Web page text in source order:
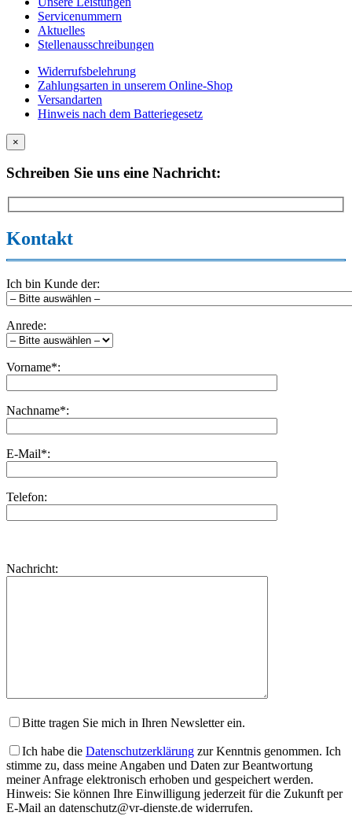
Servicenummern
Aktuelles
Stellenausschreibungen
Widerrufsbelehrung
Zahlungsarten in unserem Online-Shop
Versandarten
Hinweis nach dem Batteriegesetz
×
Schreiben Sie uns eine Nachricht:
Kontakt
Ich bin Kunde der:
Anrede:
Vorname*:
Nachname*:
E-Mail*:
Telefon:
dieses
lasse
Nachricht:
Bitte tragen Sie mich in Ihren Newsletter ein.
Ich habe die Datenschutzerklärung zur Kenntnis genommen. Ich
stimme zu, dass meine Angaben und Daten zur Beantwortung
meiner Anfrage elektronisch erhoben und gespeichert werden.
Hinweis: Sie können Ihre Einwilligung jederzeit für die Zukunft per
E-Mail an datenschutz@vr-dienste.de widerrufen.